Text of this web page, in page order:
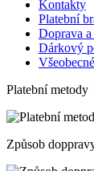
Kontakty
Platební
Doprava a
Dárkový
Platební metody
Způsob